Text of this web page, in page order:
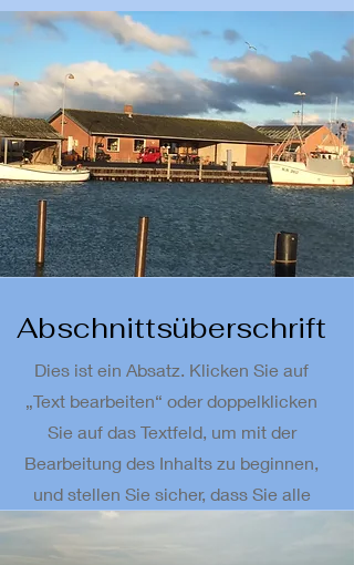
Abschnittsüberschrift
Dies ist ein Absatz. Klicken Sie auf
„Text bearbeiten“ oder doppelklicken
Sie auf das Textfeld, um mit der
Bearbeitung des Inhalts zu beginnen,
und stellen Sie sicher, dass Sie alle
relevanten Details oder Informationen
hinzufügen, die Sie mit Ihren